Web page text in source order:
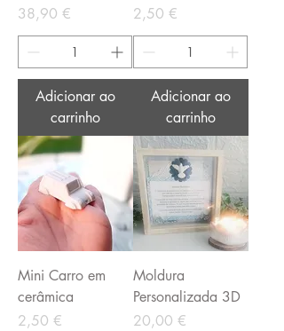
Preço
38,90 €
Adicionar ao
carrinho
Preço
2,50 €
Adicionar ao
carrinho
Mini Carro em
cerâmica
Preço
2,50 €
Moldura
Personalizada 3D
Preço
20,00 €